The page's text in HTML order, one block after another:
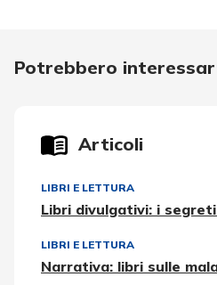
Potrebbero
Articoli
LIBRI E LETTURA
Libri divulgativi: i
LIBRI E LETTURA
Narrativa: libri sulle